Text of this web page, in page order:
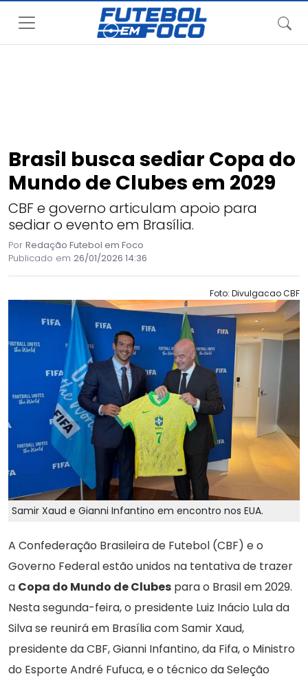
Brasil busca sediar Copa do
Mundo de Clubes em 2029
CBF e governo articulam apoio para
sediar o evento em Brasília.
Por Redação Futebol em Foco
Publicado em 26/01/2026 14:36
Foto: Divulgacao CBF
Samir Xaud e Gianni Infantino em encontro nos EUA.
A Confederação Brasileira de Futebol (CBF) e o
Governo Federal estão unidos na tentativa de trazer
a Copa do Mundo de Clubes para o Brasil em 2029.
Nesta segunda-feira, o presidente Luiz Inácio Lula da
Silva se reunirá em Brasília com Samir Xaud,
presidente da CBF, Gianni Infantino, da Fifa, o Ministro
do Esporte André Fufuca, e o técnico da Seleção